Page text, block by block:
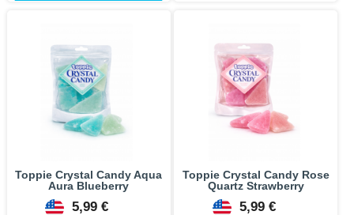
Toppie Crystal Candy Aqua
Aura Blueberry
5,99 €
Toppie Crystal Candy Rose
Quartz Strawberry
5,99 €